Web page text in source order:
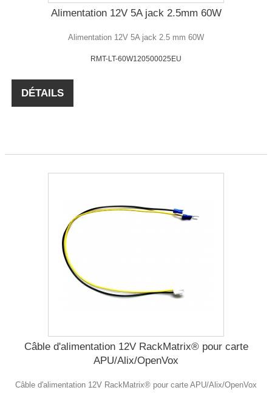
Alimentation 12V 5A jack 2.5mm 60W
Alimentation 12V 5A jack 2.5 mm 60W
RMT-LT-60W120500025EU
DÉTAILS
Câble d'alimentation 12V RackMatrix® pour carte
APU/Alix/OpenVox
Câble d'alimentation 12V RackMatrix® pour carte APU/Alix/OpenVox